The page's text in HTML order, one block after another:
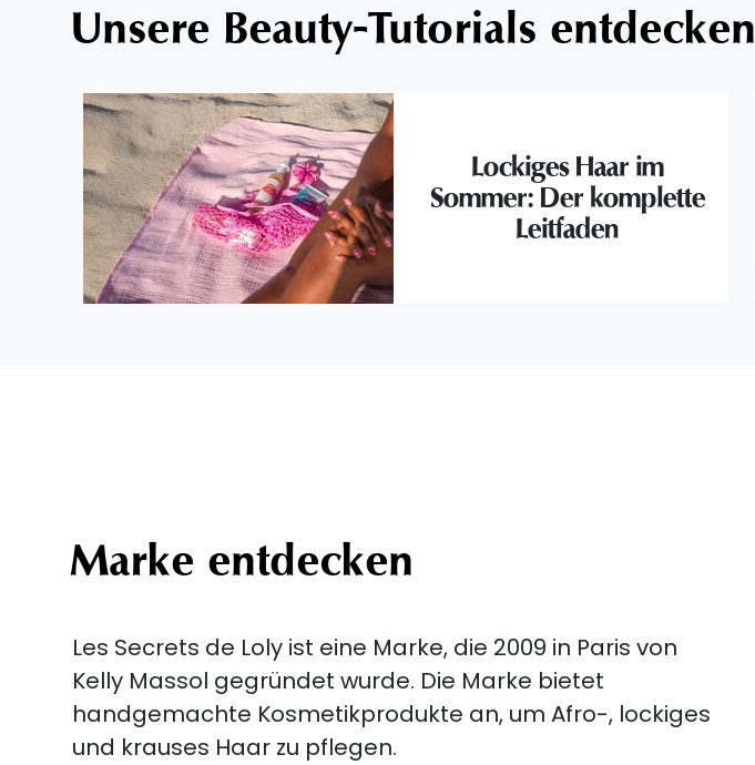
Unsere Beauty-Tutorials entdecken
Lockiges Haar im
Sommer: Der komplette
Leitfaden
Marke entdecken
Les Secrets de Loly ist eine Marke, die 2009 in Paris von
Kelly Massol gegründet wurde. Die Marke bietet
handgemachte Kosmetikprodukte an, um Afro-, lockiges
und krauses Haar zu pflegen.